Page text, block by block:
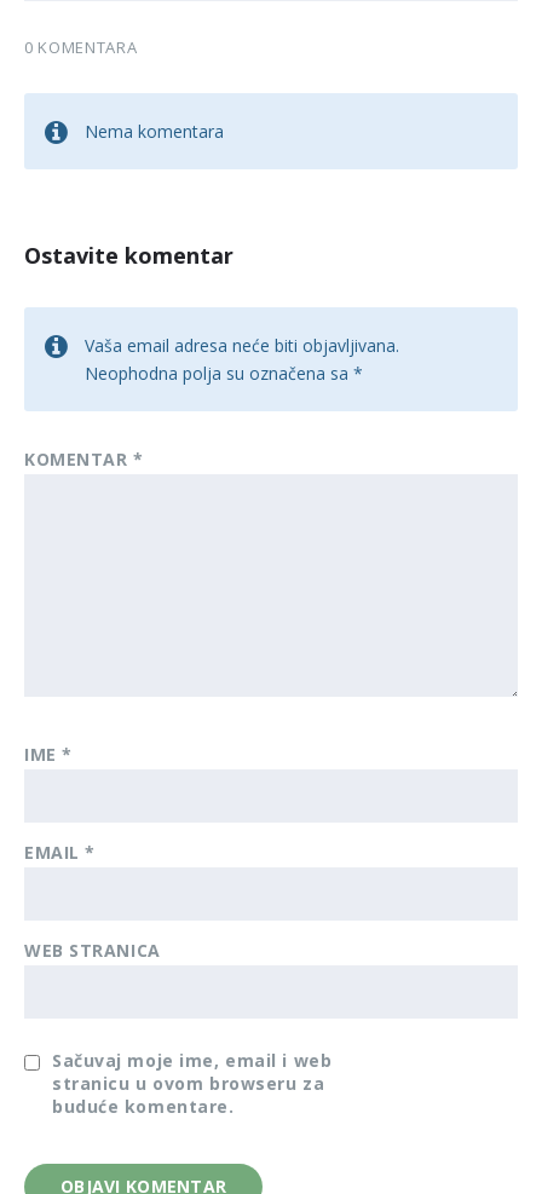
0 KOMENTARA
Nema komentara
Ostavite komentar
Vaša email adresa neće biti objavljivana.
Neophodna polja su označena sa *
KOMENTAR*
IME*
EMAIL*
WEB STRANICA
Sačuvaj moje ime, email i web
stranicu u ovom browseru za
buduće komentare.